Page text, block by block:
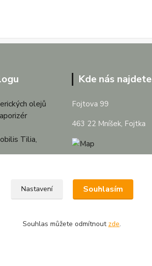
olejů
Tilia,
Kde nás najdete
Fojtova 99
463 22 Mníšek, Fojtka
Nastavení Souhlasím
Souhlas můžete odmítnout zde.